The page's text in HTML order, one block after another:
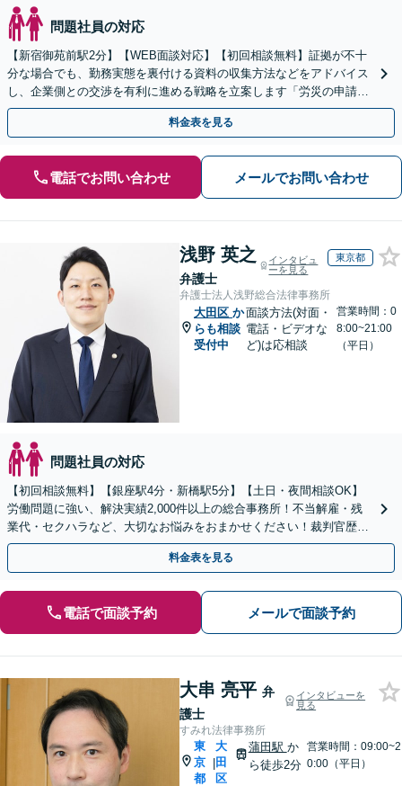
問題社員の対応
【新宿御苑前駅2分】【WEB面談対応】【初回相談無料】証拠が不十
分な場合でも、勤務実態を裏付ける資料の収集方法などをアドバイス
し、企業側との交渉を有利に進める戦略を立案します「労災の申請か
ら損害賠償請求までサポート／過労死・過労自殺など」
料金表を見る
電話でお問い合わせ メールでお問い合わせ
浅野 英之
弁護士
インタビュ
ーを見る
東京都
弁護士法人浅野総合法律事務所
大田区 か
らも相談
受付中
面談方法(対面・
電話・ビデオな
ど)は応相談
営業時間：0
8:00~21:00
（平日）
問題社員の対応
【初回相談無料】【銀座駅4分・新橋駅5分】【土日・夜間相談OK】
労働問題に強い、解決実績2,000件以上の総合事務所！不当解雇・残
業代・セクハラなど、大切なお悩みをおまかせください！裁判官歴35
年のベテラン弁護士在籍！
料金表を見る
電話で面談予約 メールで面談予約
大串 亮平 弁
護士
インタビューを
見る
すみれ法律事務所
東
京
都
|
大
田
区
蒲田駅 か
ら徒歩2分
営業時間：09:00~2
0:00（平日）